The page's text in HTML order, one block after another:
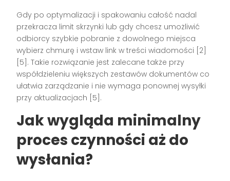
Gdy po optymalizacji i spakowaniu całość nadal
przekracza limit skrzynki lub gdy chcesz umożliwić
odbiorcy szybkie pobranie z dowolnego miejsca
wybierz chmurę i wstaw link w treści wiadomości [2]
[5]. Takie rozwiązanie jest zalecane także przy
współdzieleniu większych zestawów dokumentów co
ułatwia zarządzanie i nie wymaga ponownej wysyłki
przy aktualizacjach [5].
Jak wygląda minimalny
proces czynności aż do
wysłania?